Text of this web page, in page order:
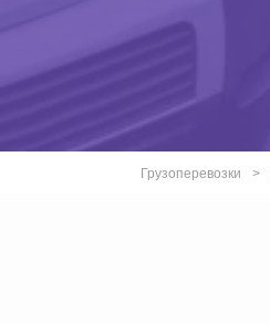
Грузоперевозки